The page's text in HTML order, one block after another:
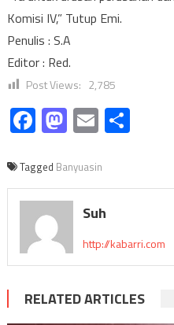
Komisi IV,” Tutup Emi.
Penulis : S.A
Editor : Red.
Post Views: 2,785
Facebook
Mastodon
EmailShare
Tagged Banyuasin
Suh
http://kabarri.com
RELATED ARTICLES